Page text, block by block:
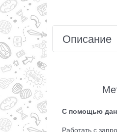
Описание
С помощью
Работать с